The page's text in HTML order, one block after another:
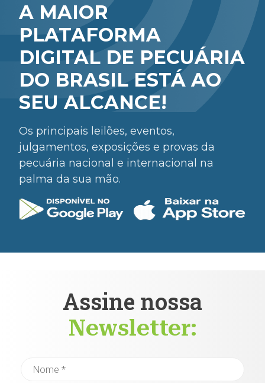
A MAIOR
PLATAFORMA
DIGITAL DE PECUÁRIA
DO BRASIL ESTÁ AO
SEU ALCANCE!
Os principais leilões, eventos,
julgamentos, exposições e provas da
pecuária nacional e internacional na
palma da sua mão.
Assine nossa
Newsletter: